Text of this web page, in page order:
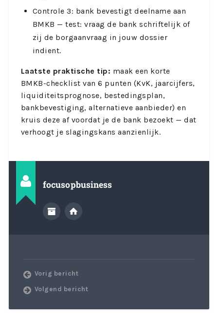
Controle 3: bank bevestigt deelname aan
BMKB — test: vraag de bank schriftelijk of
zij de borgaanvraag in jouw dossier
indient.
Laatste praktische tip: maak een korte
BMKB-checklist van 6 punten (KvK, jaarcijfers,
liquiditeitsprognose, bestedingsplan,
bankbevestiging, alternatieve aanbieder) en
kruis deze af voordat je de bank bezoekt — dat
verhoogt je slagingskans aanzienlijk.
focusopbusiness
Vorig bericht
Volgend bericht